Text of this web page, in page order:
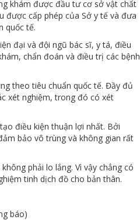
khám được đầu tư cơ sở vật chất
được cấp phép của Sở y tế và đưa
quốc tế.
đại và đội ngũ bác sĩ, y tá, điều
chẩn đoán và điều trị các bệnh
theo tiêu chuẩn quốc tế. Đầy đủ
xét nghiệm, trong đó có xét
điều kiện thuận lợi nhất. Bởi
bảo vô trùng và không gian rất
phải lo lắng. Vì vậy chẳng có
tinh dịch đồ cho bản thân.
báo)